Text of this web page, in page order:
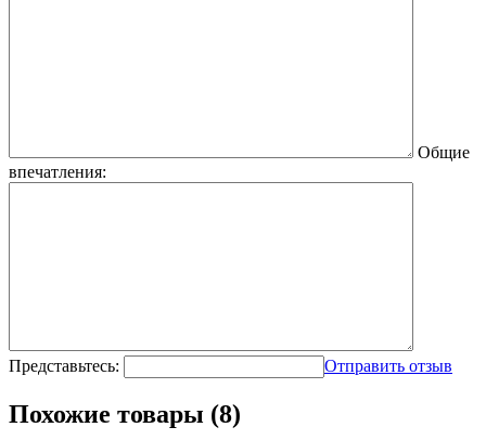
Общие
впечатления:
Представьтесь: Отправить отзыв
Похожие товары (8)